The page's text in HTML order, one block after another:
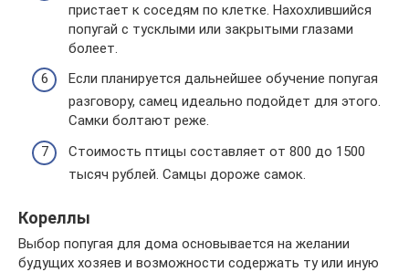
пристает к соседям по клетке. Нахохлившийся
попугай с тусклыми или закрытыми глазами
болеет.
Если планируется дальнейшее обучение попугая
разговору, самец идеально подойдет для этого.
Самки болтают реже.
Стоимость птицы составляет от 800 до 1500
тысяч рублей. Самцы дороже самок.
Кореллы
Выбор попугая для дома основывается на желании
будущих хозяев и возможности содержать ту или иную